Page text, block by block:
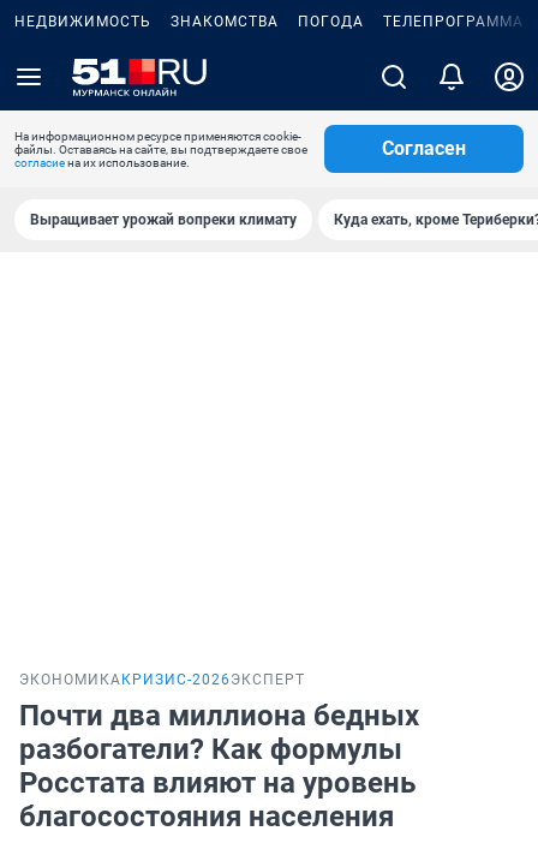
НЕДВИЖИМОСТЬ ЗНАКОМСТВА ПОГОДА ТЕЛЕПРОГРАММА
На информационном ресурсе применяются cookie-
файлы. Оставаясь на сайте, вы подтверждаете свое
согласиена их использование.
Согласен
Выращивает урожай вопреки климату Куда ехать, кроме
ЭКОНОМИКА КРИЗИС-2026ЭКСПЕРТ
Почти два миллиона бедных
разбогатели? Как формулы
Росстата влияют на уровень
благосостояния населения